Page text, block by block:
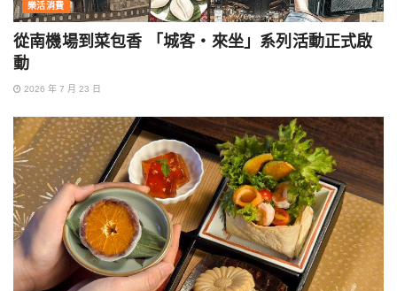
樂活消費
從南機場到菜包香 「城客・來坐」系列活動正式啟
動
2026 年 7 月 23 日